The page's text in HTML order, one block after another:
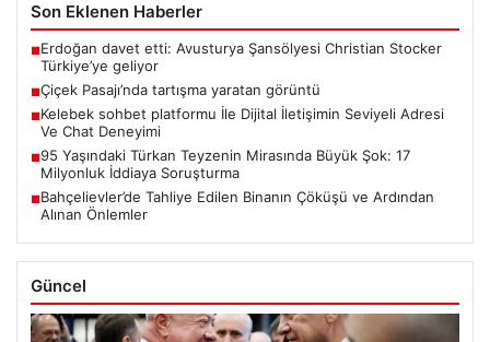
Son Eklenen Haberler
■Erdoğan davet etti: Avusturya Şansölyesi Christian Stocker
Türkiye’ye geliyor
■Çiçek Pasajı’nda tartışma yaratan görüntü
■Kelebek sohbet platformu İle Dijital İletişimin Seviyeli Adresi
Ve Chat Deneyimi
■95 Yaşındaki Türkan Teyzenin Mirasında Büyük Şok: 17
Milyonluk İddiaya Soruşturma
■Bahçelievler’de Tahliye Edilen Binanın Çöküşü ve Ardından
Alınan Önlemler
Güncel